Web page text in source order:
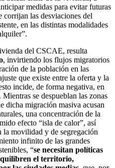
medidas para evitar futuras
corrijan las desviaciones del
en las distintas modalidades
del CSCAE, resulta
, invirtiendo los flujos migratorios
de la población en las
que existe entre la oferta y la
incide, de forma negativa, en
se despueblan las zonas
dicha migración masiva acusan
una concentración de la
efecto “isla de calor”, así
la movilidad y de segregación
infinito de las grandes
“se necesitan políticas
el territorio,